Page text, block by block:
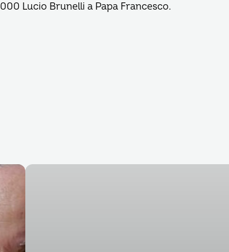
Lucio Brunelli a Papa Francesco.